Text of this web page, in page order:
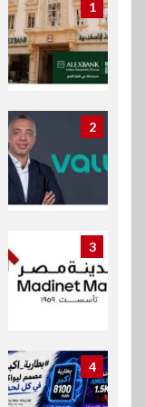
1
2
3
4